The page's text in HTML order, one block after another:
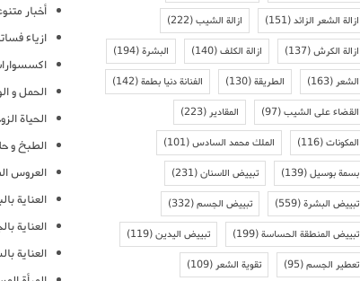
ازالة الشعر الزائد(151) ازالة الشيب(222)
ازالة الكرش(137) ازالة الكلف(140) البشرة(194)
الشعر(163) الطريقة(130) الفنانة دنيا بطمة(142)
القضاء على الشيب(97) المقادير(223)
المكونات(116) الملك محمد السادس(101)
بسمة بوسيل(139) تبييض الاسنان(231)
تبييض البشرة(559) تبييض الجسم(332)
تبييض المنطقة الحساسة(199) تبييض اليدين(119)
تعطير الجسم(95) تقوية الشعر(109)
أخبار
ازياء
الحمل و
الحياة
الطبخ و
العروس
العناية
العناية
العناية